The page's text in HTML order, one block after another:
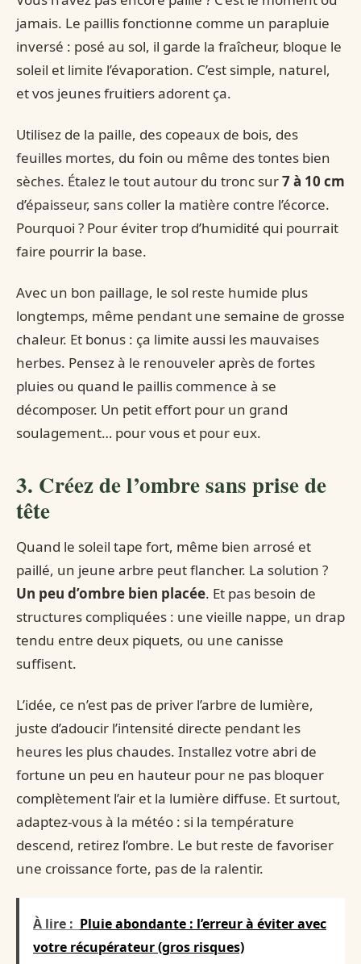
jamais. Le paillis fonctionne comme un parapluie
inversé : posé au sol, il garde la fraîcheur, bloque le
soleil et limite l’évaporation. C’est simple, naturel,
et vos jeunes fruitiers adorent ça.
Utilisez de la paille, des copeaux de bois, des
feuilles mortes, du foin ou même des tontes bien
sèches. Étalez le tout autour du tronc sur7 à 10 cm
d’épaisseur, sans coller la matière contre l’écorce.
Pourquoi ? Pour éviter trop d’humidité qui pourrait
faire pourrir la base.
Avec un bon paillage, le sol reste humide plus
longtemps, même pendant une semaine de grosse
chaleur. Et bonus : ça limite aussi les mauvaises
herbes. Pensez à le renouveler après de fortes
pluies ou quand le paillis commence à se
décomposer. Un petit effort pour un grand
soulagement… pour vous et pour eux.
3. Créez de l’ombre sans prise de
tête
Quand le soleil tape fort, même bien arrosé et
paillé, un jeune arbre peut flancher. La solution ?
Un peu d’ombre bien placée. Et pas besoin de
structures compliquées : une vieille nappe, un drap
tendu entre deux piquets, ou une canisse
suffisent.
L’idée, ce n’est pas de priver l’arbre de lumière,
juste d’adoucir l’intensité directe pendant les
heures les plus chaudes. Installez votre abri de
fortune un peu en hauteur pour ne pas bloquer
complètement l’air et la lumière diffuse. Et surtout,
adaptez-vous à la météo : si la température
descend, retirez l’ombre. Le but reste de favoriser
une croissance forte, pas de la ralentir.
À lire : Pluie abondante : l’erreur à éviter avec
votre récupérateur (gros risques)